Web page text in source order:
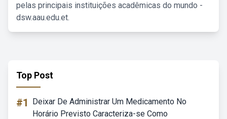
pelas principais instituições acadêmicas do mundo -
dsw.aau.edu.et.
Top Post
#1
Deixar De Administrar Um Medicamento No
Horário Previsto Caracteriza-se Como